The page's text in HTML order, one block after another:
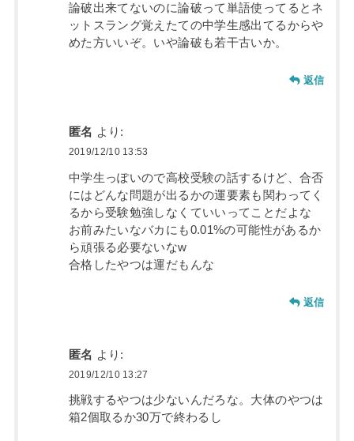
論破出来てないのに論破って単語使ってるとネ
ットスラング覚えたての中学生感出てるからや
めた方いいぞ。いや論破も若干古いか。
返信
匿名 より:
2019/12/10 13:53
中学生っぽいので高校受験の話するけど、合否
にはどんな問題が出るかの運要素も関わってく
るから受験勉強しなくていいってことだよな
お前みたいなバカにも0.01%の可能性があるか
ら頑張る必要ないなw
合格したやつは運だもんな
返信
匿名 より:
2019/12/10 13:27
挑戦するやつは少ないんだろな。大体のやつは
箱2個取るか30万で終わるし